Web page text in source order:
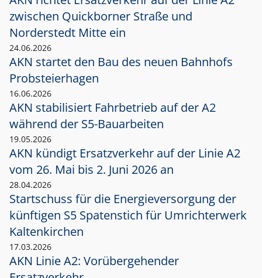
zwischen Quickborner Straße und
Norderstedt Mitte ein
24.06.2026
AKN startet den Bau des neuen Bahnhofs
Probsteierhagen
16.06.2026
AKN stabilisiert Fahrbetrieb auf der A2
während der S5-Bauarbeiten
19.05.2026
AKN kündigt Ersatzverkehr auf der Linie A2
vom 26. Mai bis 2. Juni 2026 an
28.04.2026
Startschuss für die Energieversorgung der
künftigen S5 Spatenstich für Umrichterwerk
Kaltenkirchen
17.03.2026
AKN Linie A2: Vorübergehender